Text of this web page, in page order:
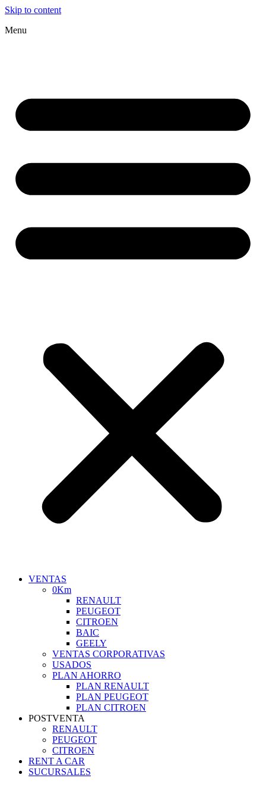
Skip to content
Menu
VENTAS
0Km
RENAULT
PEUGEOT
CITROEN
BAIC
GEELY
VENTAS CORPORATIVAS
USADOS
PLAN AHORRO
PLAN RENAULT
PLAN PEUGEOT
PLAN CITROEN
POSTVENTA
RENAULT
PEUGEOT
CITROEN
RENT A CAR
SUCURSALES